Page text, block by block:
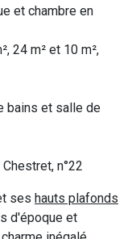
et chambre en
24 m² et 10 m²,
bains et salle de
n°22
ses hauts plafonds
d'époque et